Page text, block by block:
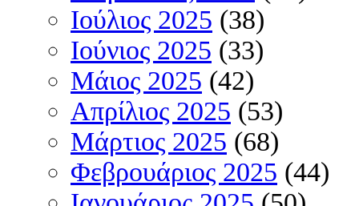
Ιούλιος 2025 (38)
Ιούνιος 2025 (33)
Μάιος 2025 (42)
Απρίλιος 2025 (53)
Μάρτιος 2025 (68)
Φεβρουάριος 2025 (44)